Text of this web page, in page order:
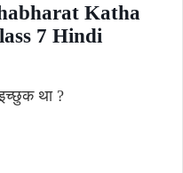
Katha
7 Hindi
था ?